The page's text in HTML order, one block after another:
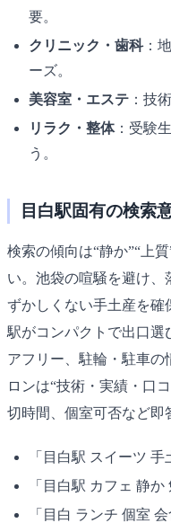
要。
クリニック・歯科：
ーズ。
美容室・エステ ：技
リラク・整体：受験
う。
目白駅固有の検索
検索の傾向は“静か”“上
い。池袋の喧騒を避け
ずかしくない手土産を
駅がコンパクトで出口選
アフリー、駐輪・駐車の
ロンは“技術・実績・口
切時間、個室可否など即
「目白駅 スイーツ 手
「目白駅 カフェ 静か
「目白 ランチ 個室 会